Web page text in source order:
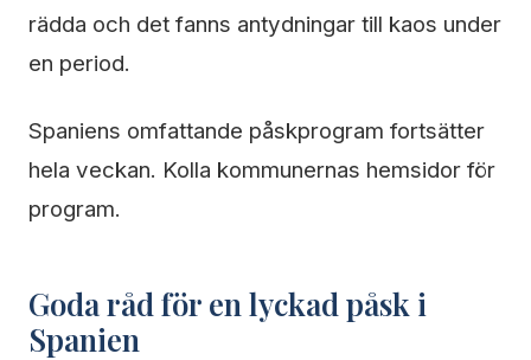
rädda och det fanns antydningar till kaos under
en period.
Spaniens omfattande påskprogram fortsätter
hela veckan. Kolla kommunernas hemsidor för
program.
Goda råd för en lyckad påsk i
Spanien